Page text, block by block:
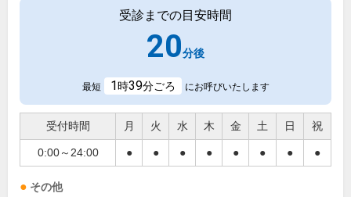
受診までの目安時間
20分後
最短 1時39分ごろ にお呼びいたします
受付時間 月 火 水 木 金 土 日 祝
0:00～24:00 ● ● ● ● ● ● ● ●
その他